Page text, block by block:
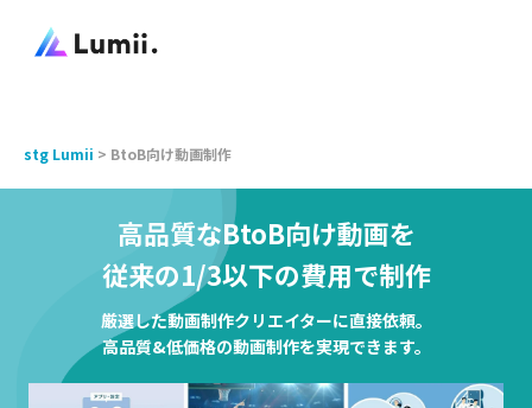
stg Lumii > BtoB向け動画制作
高品質なBtoB向け動画を
従来の1/3以下の費用で制作
厳選した動画制作クリエイターに直接依頼。
高品質&低価格の動画制作を実現できます。